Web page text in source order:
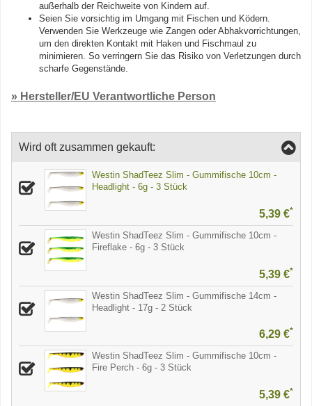
außerhalb der Reichweite von Kindern auf.
Seien Sie vorsichtig im Umgang mit Fischen und Ködern.
Verwenden Sie Werkzeuge wie Zangen oder Abhakvorrichtungen,
um den direkten Kontakt mit Haken und Fischmaul zu
minimieren. So verringern Sie das Risiko von Verletzungen durch
scharfe Gegenstände.
» Hersteller/EU Verantwortliche Person
Wird oft zusammen gekauft:
Westin ShadTeez Slim - Gummifische 10cm -
Headlight - 6g - 3 Stück
5,39 €*
Westin ShadTeez Slim - Gummifische 10cm -
Fireflake - 6g - 3 Stück
5,39 €*
Westin ShadTeez Slim - Gummifische 14cm -
Headlight - 17g - 2 Stück
6,29 €*
Westin ShadTeez Slim - Gummifische 10cm -
Fire Perch - 6g - 3 Stück
5,39 €*